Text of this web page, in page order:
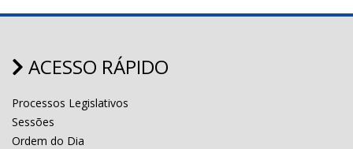
ACESSO RÁPIDO
Processos Legislativos
Sessões
Ordem do Dia